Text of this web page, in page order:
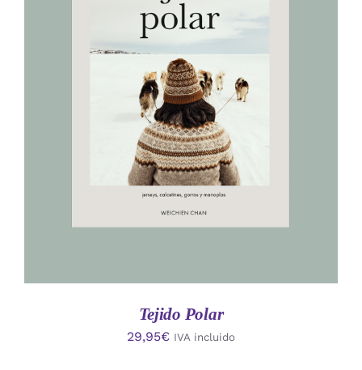
AÑADIR AL CARRITO
/
Tejido Polar
29,95€ IVA incluido